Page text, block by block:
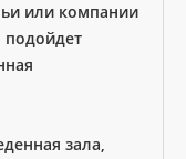
или компании
подойдет
зала,